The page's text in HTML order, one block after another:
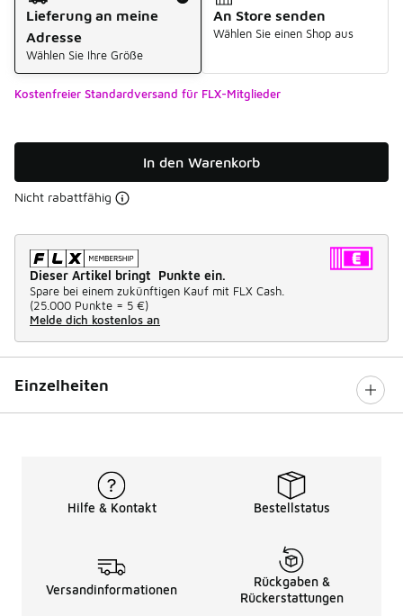
Lieferung an meine
Adresse
Wählen Sie Ihre Größe
An Store senden
Wählen Sie einen Shop aus
Kostenfreier Standardversand für FLX-Mitglieder
In den Warenkorb
Nicht rabattfähig
Dieser Artikel bringt Punkte ein.
Spare bei einem zukünftigen Kauf mit FLX Cash.
(25.000 Punkte = 5 €)
Melde dich kostenlos an
Einzelheiten
Hilfe & Kontakt Bestellstatus
Versandinformationen
Rückgaben &
Rückerstattungen